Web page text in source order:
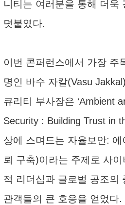
니티는 여러분을 통해 더욱
덧붙였다.
이번 콘퍼런스에서 가장 주
명인 바수 자칼(Vasu
큐리티 부사장은 ‘Ambient
Security : Building Trust in
상에 스며드는 자율보안:
뢰 구축)이라는 주제로 사
적 리더십과 글로벌 공조의
관객들의 큰 호응을 얻었다